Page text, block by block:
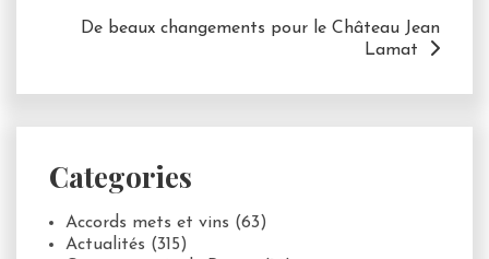
De beaux changements pour le Château Jean
Lamat
Categories
Accords mets et vins (63)
Actualités (315)